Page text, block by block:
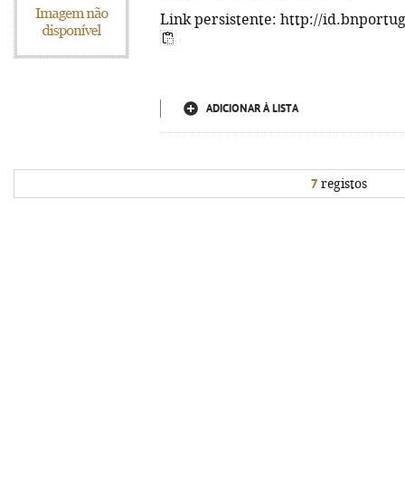
Link persistente: http://
ADICIONAR À LISTA
7 registos